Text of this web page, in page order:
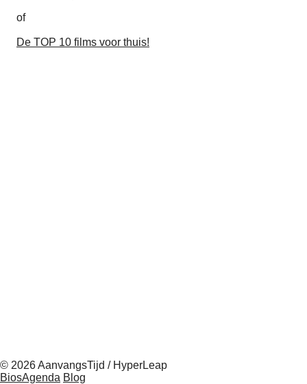
of
De TOP 10 films voor thuis!
© 2026 AanvangsTijd / HyperLeap
BiosAgenda Blog